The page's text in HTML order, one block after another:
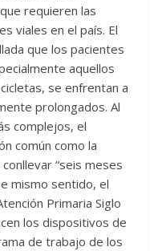
requieren las
viales en el país. El
que los pacientes
aquellos
se enfrentan a
prolongados. Al
complejos, el
común como la
“seis meses
mismo sentido, el
Primaria Siglo
los dispositivos de
de trabajo de los